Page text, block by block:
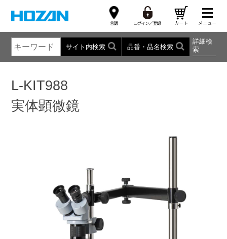
サイト内検索 品番・品名検索
詳細検
索
L-KIT988
実体顕微鏡